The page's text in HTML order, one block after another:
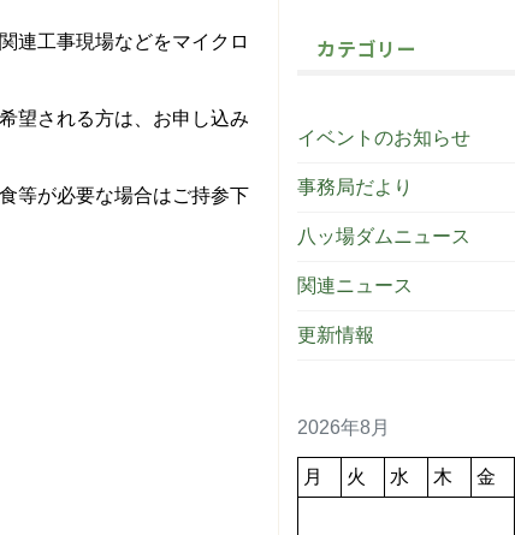
連工事現場などをマイクロ
望される方は、お申し込み
等が必要な場合はご持参下
カテゴリー
イベントのお知らせ
事務局だより
八ッ場ダムニュース
関連ニュース
更新情報
2026年8月
月 火 水 木 金